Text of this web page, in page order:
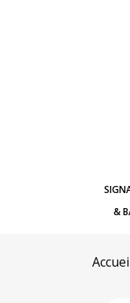
&